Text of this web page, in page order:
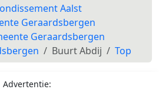
Aalst
Geraardsbergen
Geraardsbergen
Buurt Abdij Top
Advertentie: